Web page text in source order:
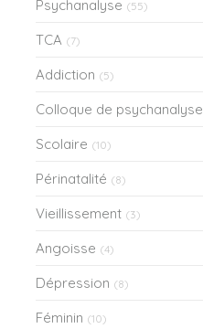
Psychanalyse (55)
TCA (7)
Addiction (5)
Colloque de psychanalyse
Scolaire (10)
Périnatalité (8)
Vieillissement (3)
Angoisse (4)
Dépression (8)
Féminin (10)